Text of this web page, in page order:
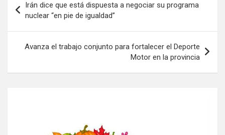
de
entradas
Irán dice que está dispuesta a negociar su programa
nuclear “en pie de igualdad”
Avanza el trabajo conjunto para fortalecer el Deporte
Motor en la provincia